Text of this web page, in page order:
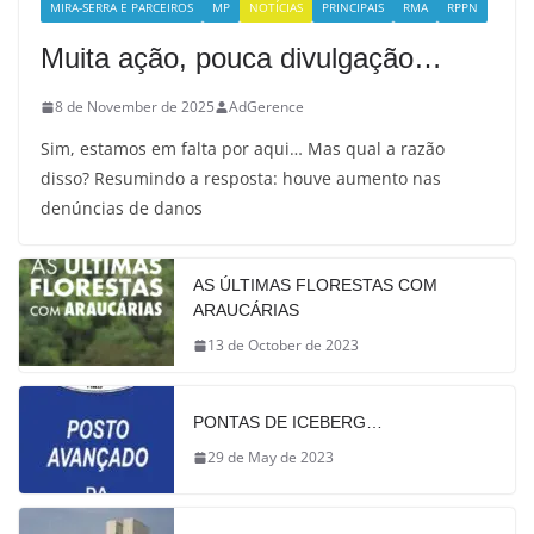
MIRA-SERRA E PARCEIROS MP NOTÍCIAS PRINCIPAIS RMA RPPN
Muita ação, pouca divulgação…
8 de November de 2025 AdGerence
Sim, estamos em falta por aqui… Mas qual a razão
disso? Resumindo a resposta: houve aumento nas
denúncias de danos
AS ÚLTIMAS FLORESTAS COM
ARAUCÁRIAS
13 de October de 2023
PONTAS DE ICEBERG…
29 de May de 2023